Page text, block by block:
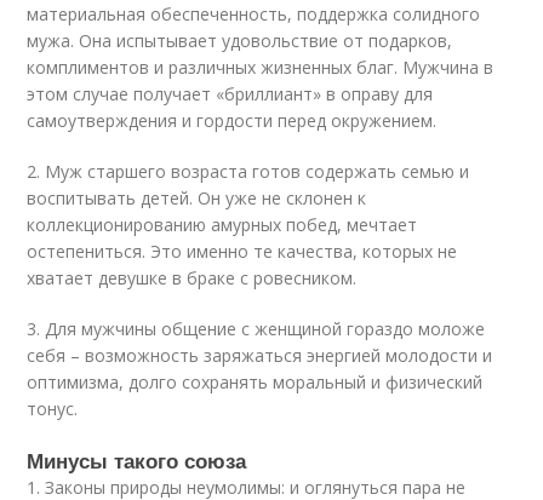
материальная обеспеченность, поддержка солидного
мужа. Она испытывает удовольствие от подарков,
комплиментов и различных жизненных благ. Мужчина в
этом случае получает «бриллиант» в оправу для
самоутверждения и гордости перед окружением.
2. Муж старшего возраста готов содержать семью и
воспитывать детей. Он уже не склонен к
коллекционированию амурных побед, мечтает
остепениться. Это именно те качества, которых не
хватает девушке в браке с ровесником.
3. Для мужчины общение с женщиной гораздо моложе
себя – возможность заряжаться энергией молодости и
оптимизма, долго сохранять моральный и физический
тонус.
Минусы такого союза
1. Законы природы неумолимы: и оглянуться пара не